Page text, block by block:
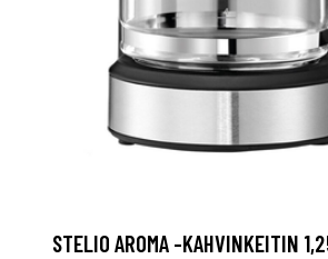
STELIO AROMA -KAHVINKEITIN